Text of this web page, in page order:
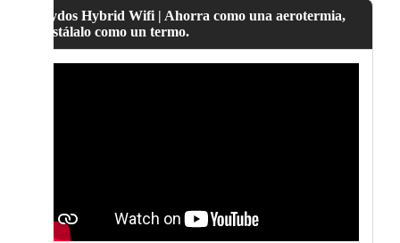
Lydos Hybrid Wifi | Ahorra como una aerotermia,
instálalo como un termo.